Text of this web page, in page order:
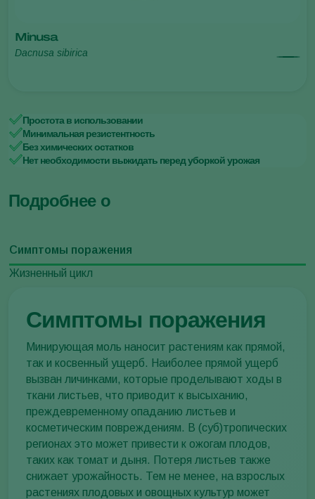
Minusa
Dacnusa sibirica
Простота в использовании
Минимальная резистентность
Без химических остатков
Нет необходимости выжидать перед уборкой урожая
Подробнее о
Симптомы поражения
Жизненный цикл
Симптомы поражения
Минирующая моль наносит растениям как прямой,
так и косвенный ущерб. Наиболее прямой ущерб
вызван личинками, которые проделывают ходы в
ткани листьев, что приводит к высыханию,
преждевременному опаданию листьев и
косметическим повреждениям. В (суб)тропических
регионах это может привести к ожогам плодов,
таких как томат и дыня. Потеря листьев также
снижает урожайность. Тем не менее, на взрослых
растениях плодовых и овощных культур может